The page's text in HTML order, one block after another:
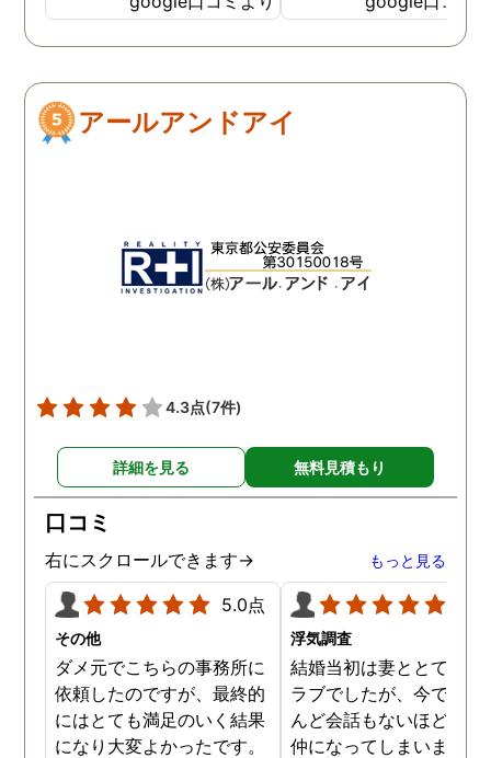
ない状態でした。 そんな中
ダメ元で同じ相談をした
してくださり、そして私が
持ってる情報から的確にア
れて、実際に不貞の現場も
数回おさえることができと
らしいです。 また、さまざ
まな事情も汲んでくださ
り、私の精神的なフォロー
だけでなく、その後の弁護
士の紹介やアドバイスもし
ていただき、これから夫と
闘う自信もつきました。 本
当にMJリサーチさんにそ
して代表の方に出会えてよ
かったと思いました。 今度
お会いできる時は、いい報
告ができるようにしたいで
す。
こともなく金銭的な問題
ありましたので相談して
さりました。結果として
して下さり応援してるか
ねと温かい言葉までかけ
お願いしたいと思ってお
ます。本当にありがとう
ざいました。
アールアンドアイ
4.3点(7件)
詳細を見る 無料見積もり
口コミ
右にスクロールできます→ もっと見る
5.0点
その他
ダメ元でこちらの事務所に
依頼したのですが、最終的
にはとても満足のいく結果
になり大変よかったです。
浮気調査
結婚当初は妻ととてもラ
ラブでしたが、今ではほ
んど会話もないほど険悪
仲になってしまいました